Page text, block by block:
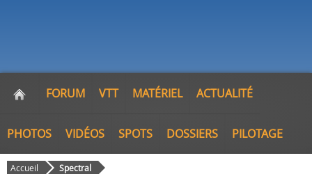
FORUM VTT MATÉRIEL ACTUALITÉ
PHOTOS VIDÉOS SPOTS DOSSIERS PILOTAGE
Accueil Spectral